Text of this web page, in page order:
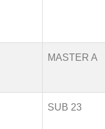
MASTER A
SUB 23